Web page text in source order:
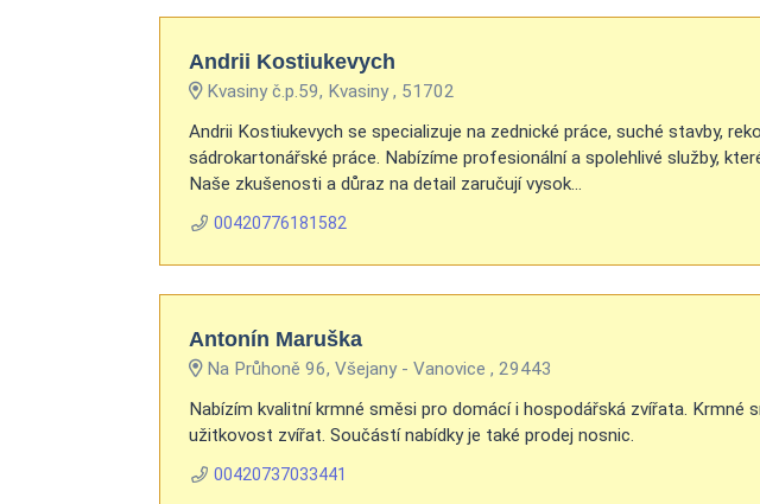
Andrii Kostiukevych
Kvasiny č.p.59, Kvasiny , 51702
Andrii Kostiukevych se specializuje na zednické práce, suché stavby,
sádrokartonářské práce. Nabízíme profesionální a spolehlivé služby,
Naše zkušenosti a důraz na detail zaručují vysok...
00420776181582
Antonín Maruška
Na Průhoně 96, Všejany - Vanovice , 29443
Nabízím kvalitní krmné směsi pro domácí i hospodářská zvířata. Krmné
užitkovost zvířat. Součástí nabídky je také prodej nosnic.
00420737033441